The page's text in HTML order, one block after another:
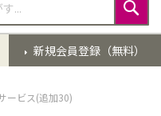
検
索
新規会員登録（無料）
ービス(追加30)